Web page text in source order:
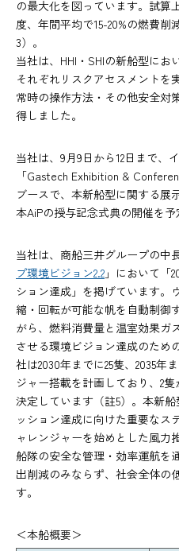
の最大化を図っています。試算
度、年間平均で15-20%の燃費
3）。
当社は、HHI・SHIの新船型にお
それぞれリスクアセスメントを
常時の操作方法・その他安全対
得しました。
当社は、9月9日から12日まで、
「Gastech Exhibition &
ブースで、本新船型に関する展
本AiPの授与記念式典の開催を予
当社は、商船三井グループの中
プ環境ビジョン2.2 」において「
ション達成」を掲げています。
縮・回転が可能な帆を自動制御
がら、燃料消費量と温室効果ガ
させる環境ビジョン達成のため
社は2030年までに25隻、2035年
ジャー搭載を計画しており、2
決定しています（註5）。本新
ッション達成に向けた重要なス
ャレンジャーを始めとした風力
船隊の安全な管理・効率運航を
出削減のみならず、社会全体の
す。
＜本船概要＞